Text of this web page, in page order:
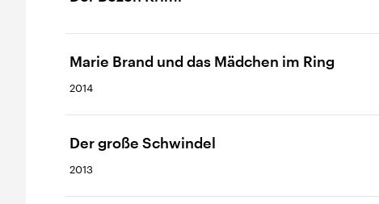
Marie Brand und das Mädchen im Ring
2014
Der große Schwindel
2013